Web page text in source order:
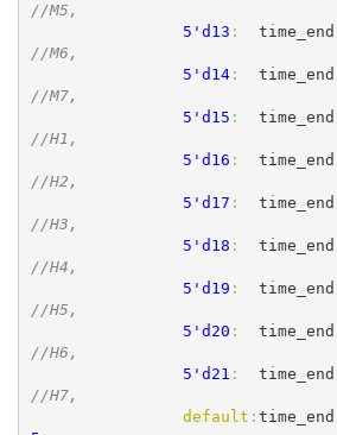
//M5,
5'd13 :
	time_end
//M6,
5'd14:
	time_end
//M7,
5'd15 :
	time_end
//H1,
5'd16 :
	time_end
//H2,
5'd17 :
	time_end
//H3,
5'd18 :
	time_end
//H4,
5'd19 :
	time_end
//H5,
5'd20 :
	time_end
//H6,
5'd21 :
	time_end
//H7,
default : time_end